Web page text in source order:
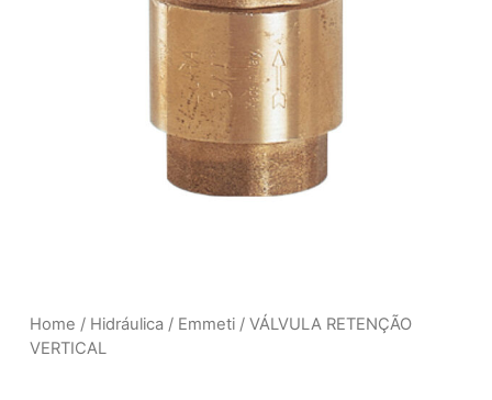
Home / Hidráulica / Emmeti/ VÁLVULA RETENÇÃO
VERTICAL